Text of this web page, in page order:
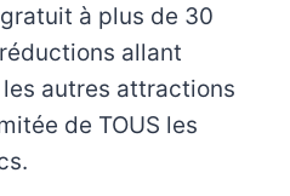
à plus de 30
allant
les autres attractions
de TOUS les